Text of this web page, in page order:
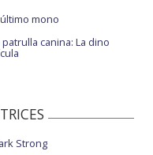
mono
patrulla canina: La dino
Strong